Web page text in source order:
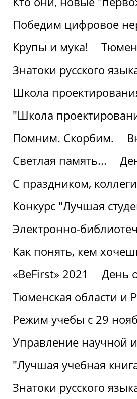
Победим цифровое
Крупы и мука!
Знатоки русского
Школа
"Школа
Помним. Скорбим.
Светлая память...
С праздником,
Конкурс "Лучшая
Электронно-
Как понять, кем
«BeFirst» 2021
День
Тюменская области и
Режим учебы с 29
Управление научной
"Лучшая учебная
Знатоки русского